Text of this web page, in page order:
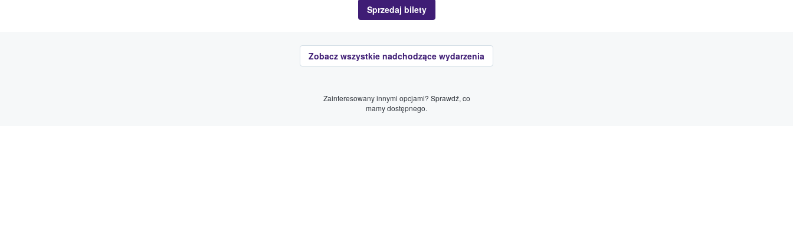
Sprzedaj bilety
Zobacz wszystkie nadchodzące wydarzenia
Zainteresowany innymi opcjami? Sprawdź, co
mamy dostępnego.